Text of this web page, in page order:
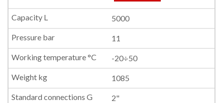
5000
11
-20÷50
1085
2"